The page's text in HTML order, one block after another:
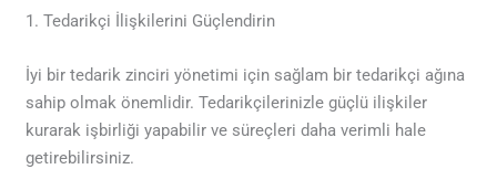
1. Tedarikçi İlişkilerini Güçlendirin
İyi bir tedarik zinciri yönetimi için sağlam bir tedarikçi ağına
sahip olmak önemlidir. Tedarikçilerinizle güçlü ilişkiler
kurarak işbirliği yapabilir ve süreçleri daha verimli hale
getirebilirsiniz.